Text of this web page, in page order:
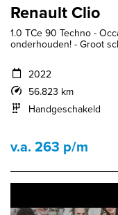
Renault Clio
1.0 TCe 90 Techno -
onderhouden! - Groot
2022
56.823 km
Handgeschakeld
v.a. 263 p/m